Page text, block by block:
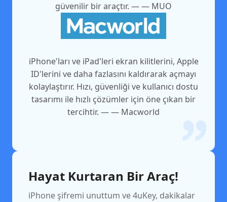
güvenilir bir araçtır. — — MUO
iPhone'ları ve iPad'leri ekran kilitlerini, Apple
ID'lerini ve daha fazlasını kaldırarak açmayı
kolaylaştırır. Hızı, güvenliği ve kullanıcı dostu
tasarımı ile hızlı çözümler için öne çıkan bir
tercihtir. — — Macworld
Hayat Kurtaran Bir Araç!
iPhone şifremi unuttum ve 4uKey, dakikalar